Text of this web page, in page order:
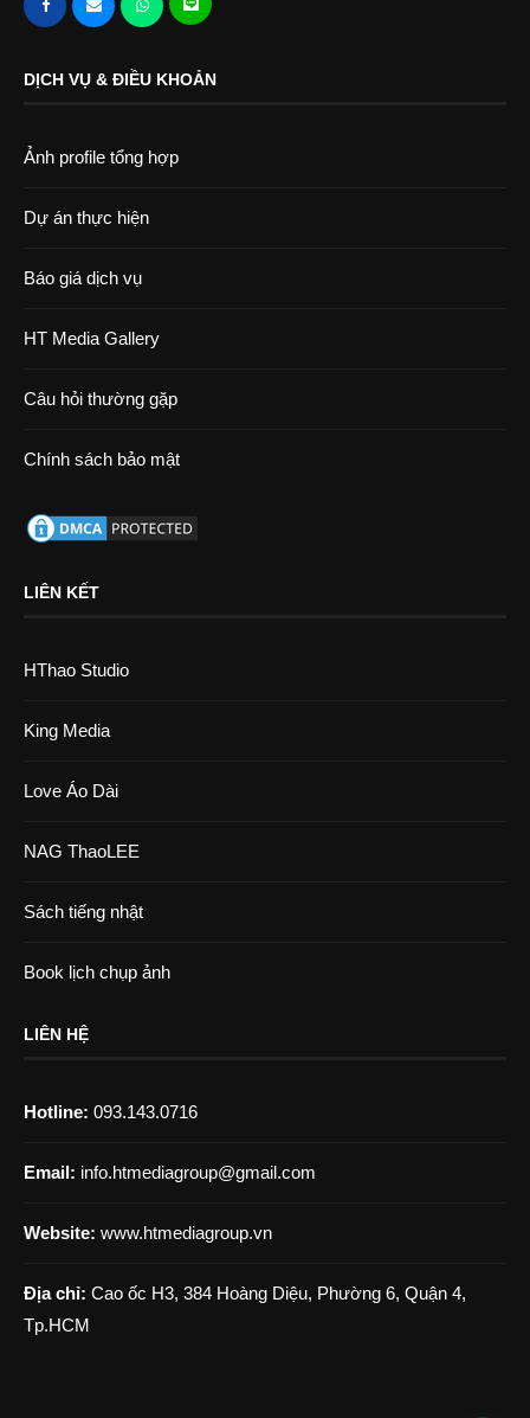
DỊCH VỤ & ĐIỀU KHOẢN
Ảnh profile tổng hợp
Dự án thực hiện
Báo giá dịch vụ
HT Media Gallery
Câu hỏi thường gặp
Chính sách bảo mật
LIÊN KẾT
HThao Studio
King Media
Love Áo Dài
NAG ThaoLEE
Sách tiếng nhật
Book lịch chụp ảnh
LIÊN HỆ
Hotline: 093.143.0716
Email: info.htmediagroup@gmail.com
Website: www.htmediagroup.vn
Địa chỉ: Cao ốc H3, 384 Hoàng Diệu, Phường 6, Quận 4,
Tp.HCM